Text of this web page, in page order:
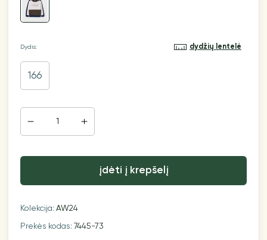
Dydis: dydžių lentelė
166
įdėti į krepšelį
Kolekcija:AW24
Prekės kodas:7445-73